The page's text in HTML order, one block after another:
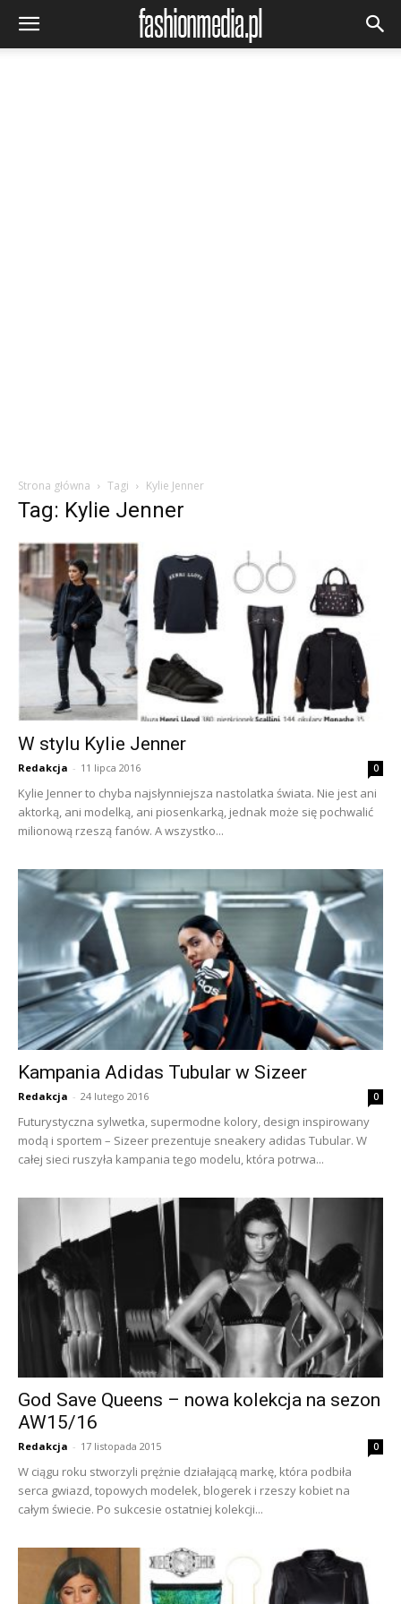
Strona główna Tagi Kylie Jenner
Tag: Kylie Jenner
W stylu Kylie Jenner
Redakcja - 11 lipca 2016 0
Kylie Jenner to chyba najsłynniejsza nastolatka świata. Nie jest ani
aktorką, ani modelką, ani piosenkarką, jednak może się pochwalić
milionową rzeszą fanów. A wszystko...
Kampania Adidas Tubular w Sizeer
Redakcja - 24 lutego 2016 0
Futurystyczna sylwetka, supermodne kolory, design inspirowany
modą i sportem – Sizeer prezentuje sneakery adidas Tubular. W
całej sieci ruszyła kampania tego modelu, która potrwa...
God Save Queens – nowa kolekcja na sezon
AW15/16
Redakcja - 17 listopada 2015 0
W ciągu roku stworzyli prężnie działającą markę, która podbiła
serca gwiazd, topowych modelek, blogerek i rzeszy kobiet na
całym świecie. Po sukcesie ostatniej kolekcji...